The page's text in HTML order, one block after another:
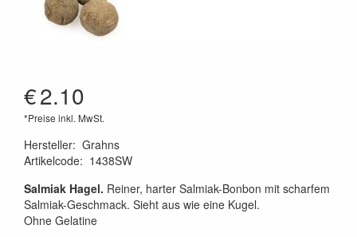
€2.10
*Preise inkl. MwSt.
Hersteller: Grahns
Artikelcode: 1438SW
Salmiak Hagel. Reiner, harter Salmiak-Bonbon mit scharfem
Salmiak-Geschmack. Sieht aus wie eine Kugel.
Ohne Gelatine